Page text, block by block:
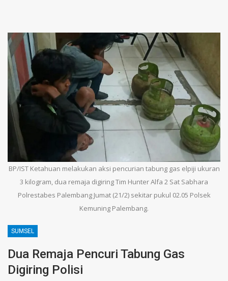
BP/IST Ketahuan melakukan aksi pencurian tabung gas elpiji ukuran
3 kilogram, dua remaja digiring Tim Hunter Alfa 2 Sat Sabhara
Polrestabes Palembang Jumat (21/2) sekitar pukul 02.05 Polsek
Kemuning Palembang.
SUMSEL
Dua Remaja Pencuri Tabung Gas
Digiring Polisi